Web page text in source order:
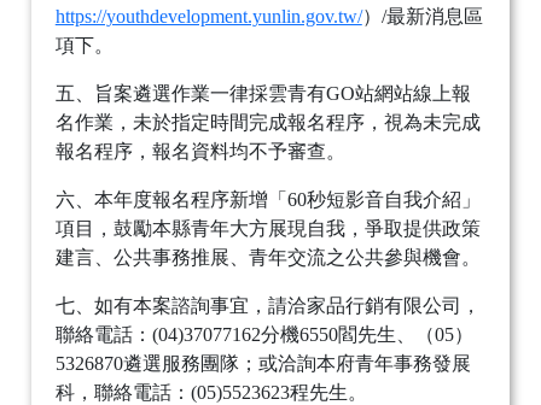
https://youthdevelopment.yunlin.gov.tw/）/最新消息區
項下。
五、旨案遴選作業一律採雲青有GO站網站線上報
名作業，未於指定時間完成報名程序，視為未完成
報名程序，報名資料均不予審查。
六、本年度報名程序新增「60秒短影音自我介紹」
項目，鼓勵本縣青年大方展現自我，爭取提供政策
建言、公共事務推展、青年交流之公共參與機會。
七、如有本案諮詢事宜，請洽家品行銷有限公司，
聯絡電話：(04)37077162分機6550閻先生、（05）
5326870遴選服務團隊；或洽詢本府青年事務發展
科，聯絡電話：(05)5523623程先生。